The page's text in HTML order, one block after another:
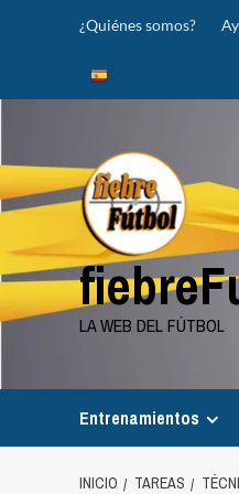
¿Quiénes somos?
LA WEB DEL FÚTBOL
Entrenamientos
INICIO TAREAS